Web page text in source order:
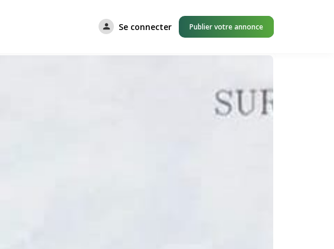
Se connecter Publier votre annonce